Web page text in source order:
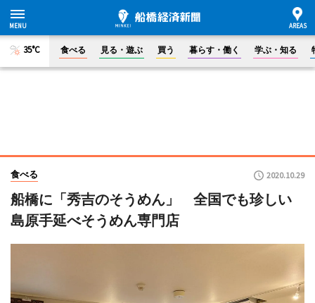
35°C 食べる 見る・遊ぶ 買う 暮らす・働く 学ぶ・知る
食べる 2020.10.29
船橋に「秀吉のそうめん」 全国でも珍しい
島原手延べそうめん専門店